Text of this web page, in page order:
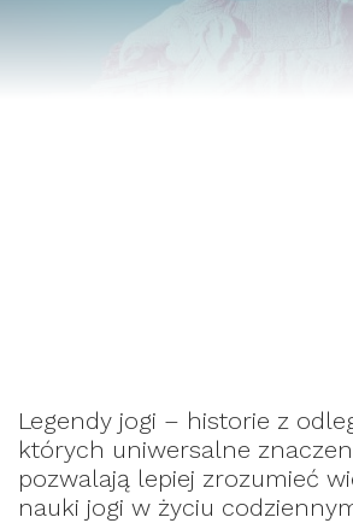
Legendy jogi – historie z
których uniwersalne
pozwalają lepiej zrozumieć
nauki jogi w życiu